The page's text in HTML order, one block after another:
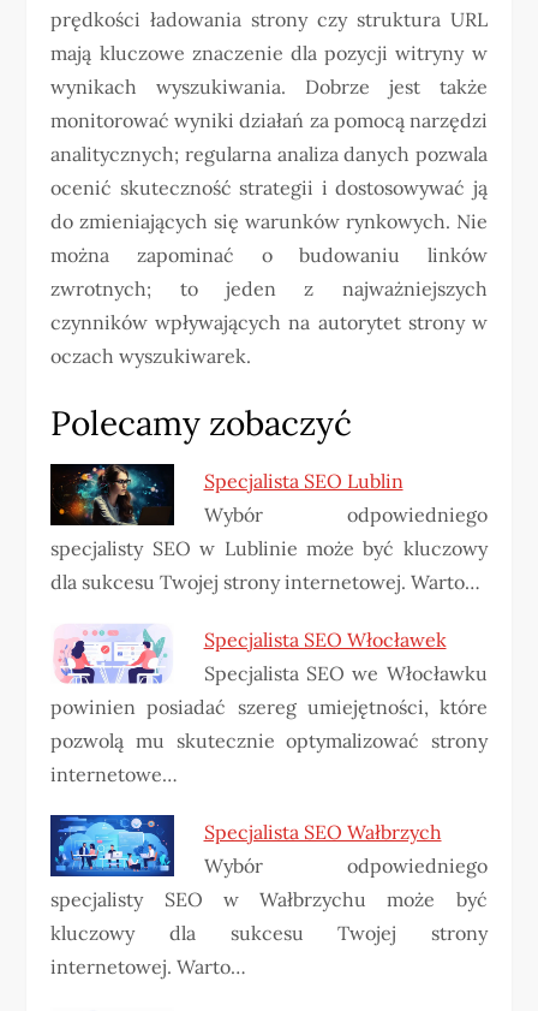
prędkości ładowania strony czy struktura URL
mają kluczowe znaczenie dla pozycji witryny w
wynikach wyszukiwania. Dobrze jest także
monitorować wyniki działań za pomocą narzędzi
analitycznych; regularna analiza danych pozwala
ocenić skuteczność strategii i dostosowywać ją
do zmieniających się warunków rynkowych. Nie
można zapominać o budowaniu linków
zwrotnych; to jeden z najważniejszych
czynników wpływających na autorytet strony w
oczach wyszukiwarek.
Polecamy zobaczyć
Specjalista SEO Lublin
Wybór odpowiedniego
specjalisty SEO w Lublinie może być kluczowy
dla sukcesu Twojej strony internetowej. Warto…
Specjalista SEO Włocławek
Specjalista SEO we Włocławku
powinien posiadać szereg umiejętności, które
pozwolą mu skutecznie optymalizować strony
internetowe…
Specjalista SEO Wałbrzych
Wybór odpowiedniego
specjalisty SEO w Wałbrzychu może być
kluczowy dla sukcesu Twojej strony
internetowej. Warto…